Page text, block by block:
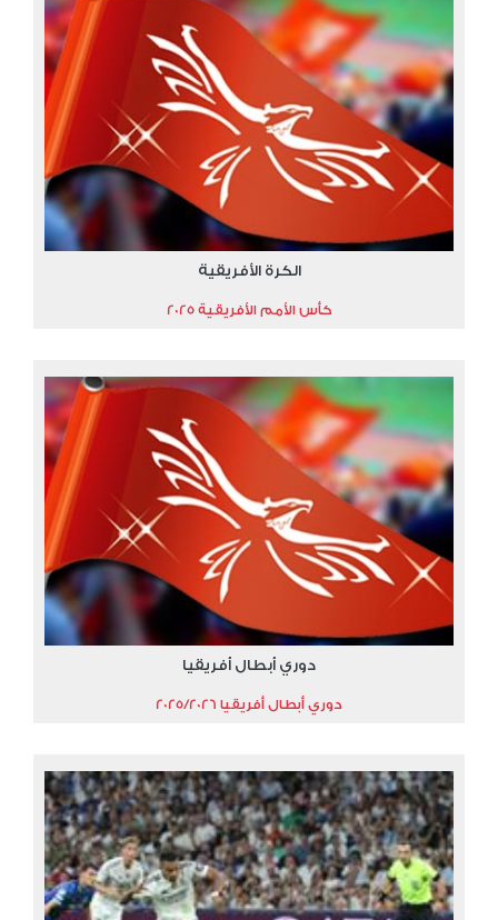
الكرة الأفريقية
كأس الأمم الأفريقية 2025
دوري أبطال أفريقيا
دوري أبطال أفريقيا 2025/2026